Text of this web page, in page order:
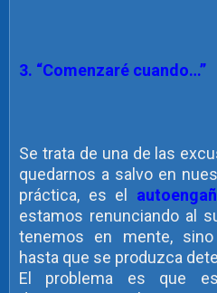
3. “Comenzaré cuando…”
Se trata de una de las
quedarnos a salvo en
práctica, es el
estamos renunciando al
tenemos en mente,
hasta que se produzca
El problema es que